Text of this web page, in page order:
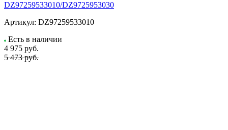
DZ97259533010/DZ9725953030
Артикул: DZ97259533010
Есть в наличии
4 975 руб.
5 473 руб.